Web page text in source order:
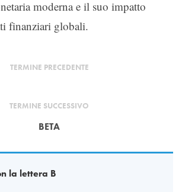
moderna e il suo impatto
finanziari globali.
TERMINE PRECEDENTE
TERMINE SUCCESSIVO
BETA
la lettera B